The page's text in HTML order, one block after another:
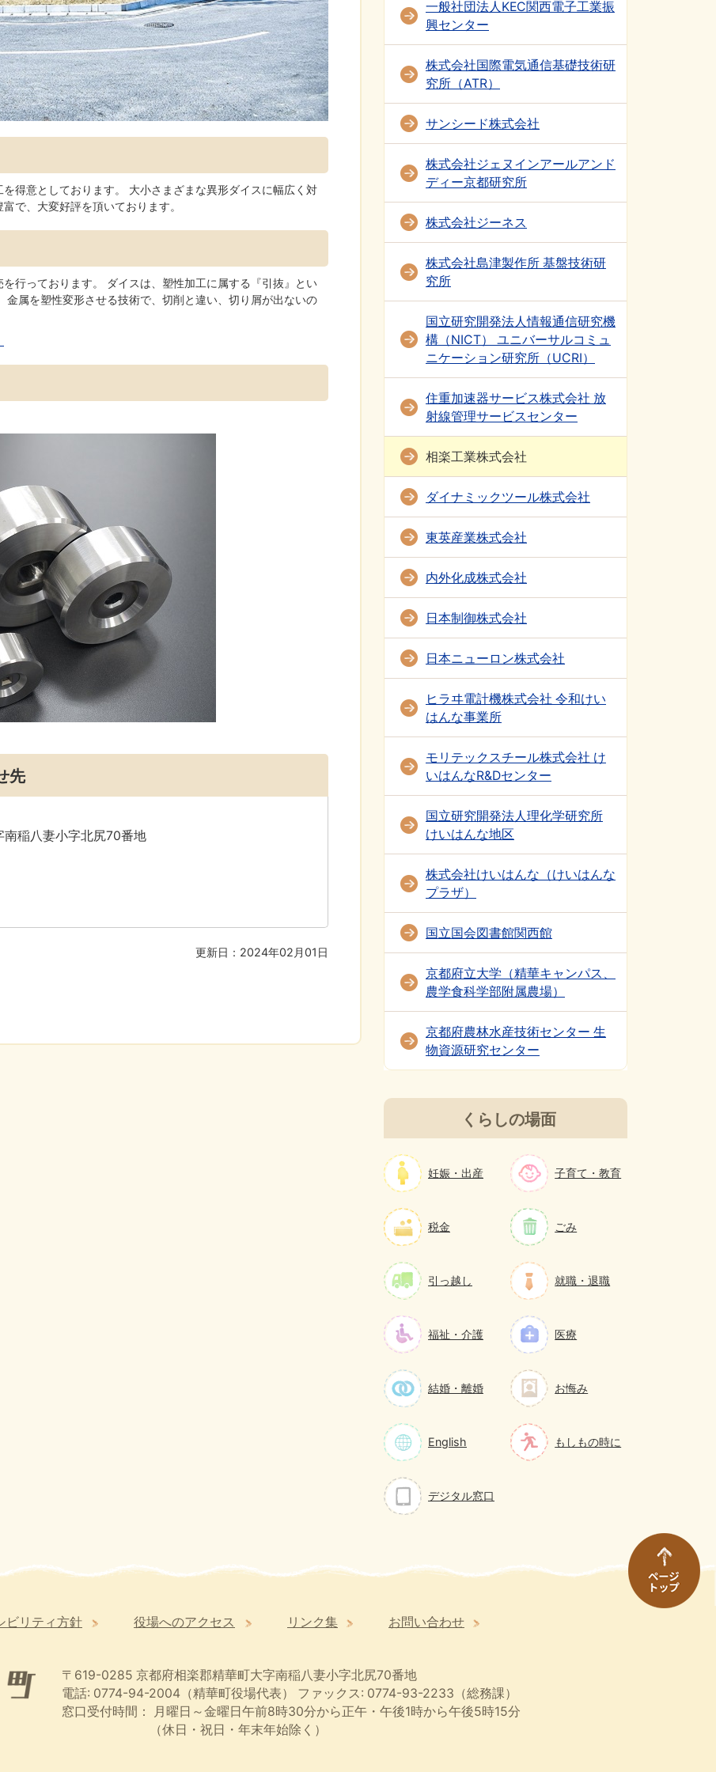
得意としております。 大小さまざまな異形ダイスに幅広く対
で、大変好評を頂いております。
行っております。 ダイスは、塑性加工に属する『引抜』とい
金属を塑性変形させる技術で、切削と違い、切り屑が出ないの
先
稲八妻小字北尻70番地
更新日：2024年02月01日
一般社団法人KEC関西電子工業振
興センター
株式会社国際電気通信基礎技術研
究所（ATR）
サンシード株式会社
株式会社ジェヌインアールアンド
ディー京都研究所
株式会社ジーネス
株式会社島津製作所 基盤技術研
究所
国立研究開発法人情報通信研究機
構（NICT） ユニバーサルコミュ
ニケーション研究所（UCRI）
住重加速器サービス株式会社 放
射線管理サービスセンター
相楽工業株式会社
ダイナミックツール株式会社
東英産業株式会社
内外化成株式会社
日本制御株式会社
日本ニューロン株式会社
ヒラヰ電計機株式会社 令和けい
はんな事業所
モリテックスチール株式会社 け
いはんなR&Dセンター
国立研究開発法人理化学研究所
けいはんな地区
株式会社けいはんな（けいはんな
プラザ）
国立国会図書館関西館
京都府立大学（精華キャンパス、
農学食科学部附属農場）
京都府農林水産技術センター 生
物資源研究センター
くらしの場面
妊娠・出産 子育て・教育
税金 ごみ
引っ越し 就職・退職
福祉・介護 医療
結婚・離婚 お悔み
English もしもの時に
デジタル窓口
ビリティ方針 役場へのアクセス リンク集 お問い合わせ
〒619-0285 京都府相楽郡精華町大字南稲八妻小字北尻70番地
電話: 0774-94-2004（精華町役場代表） ファックス: 0774-93-2233（総務課）
窓口受付時間：
月曜日～金曜日午前8時30分から正午・午後1時から午後5時15分
（休日・祝日・年末年始除く）